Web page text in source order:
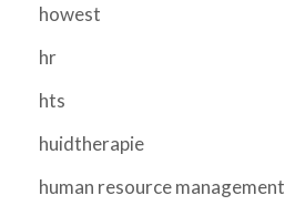
howest
hr
hts
huidtherapie
human resource management